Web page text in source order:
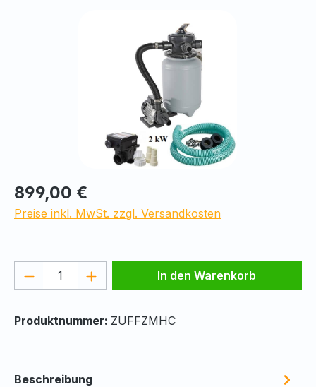
Regulärer Preis:
899,00 €
Preise inkl. MwSt. zzgl. Versandkosten
Produkt Anzahl: Gib denIn den Warenkorb
Produktnummer: ZUFFZMHC
Beschreibung